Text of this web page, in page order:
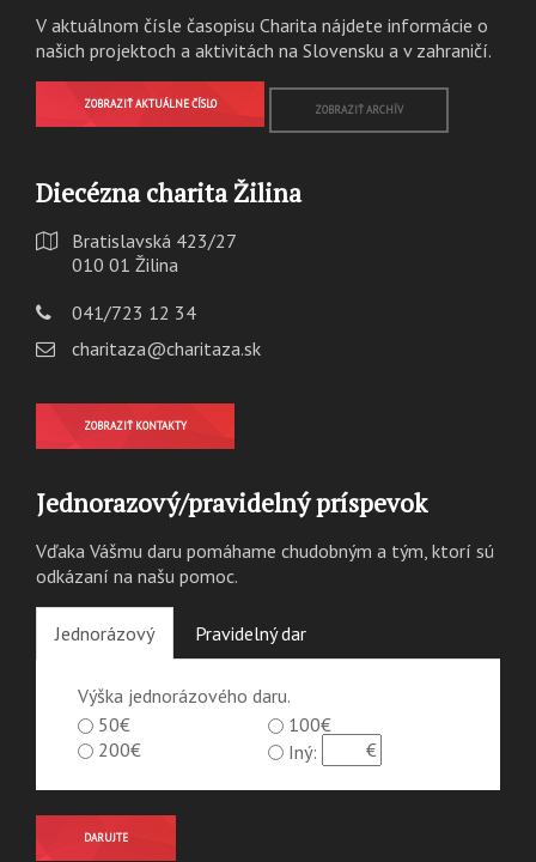
V aktuálnom čísle časopisu Charita nájdete informácie o
našich projektoch a aktivitách na Slovensku a v zahraničí.
ZOBRAZIŤ AKTUÁLNE ČÍSLO ZOBRAZIŤ ARCHÍV
Diecézna charita Žilina
Bratislavská 423/27
010 01 Žilina
041/723 12 34
charitaza@charitaza.sk
ZOBRAZIŤ KONTAKTY
Jednorazový/pravidelný príspevok
Vďaka Vášmu daru pomáhame chudobným a tým, ktorí sú
odkázaní na našu pomoc.
Jednorázový Pravidelný dar
Výška jednorázového daru.
50€
100€
200€
Iný:
DARUJTE